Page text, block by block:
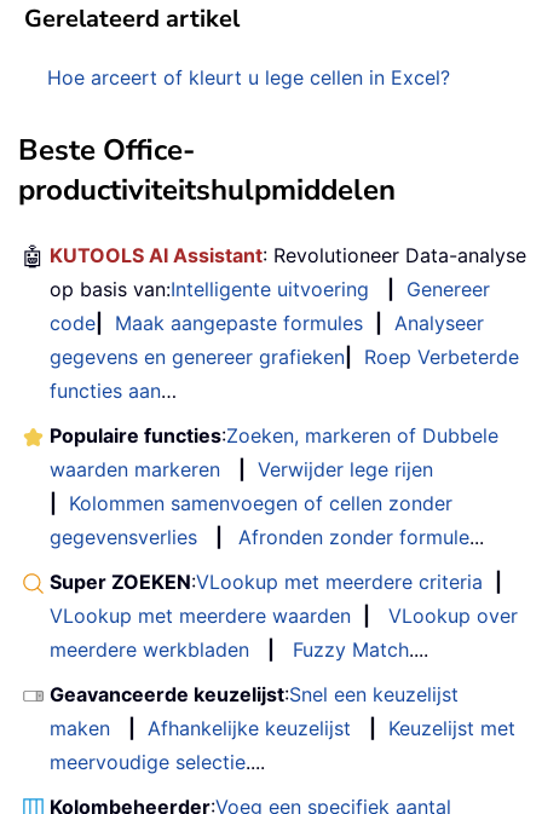
Gerelateerd artikel
Hoe arceert of kleurt u lege cellen in Excel?
Beste Office-
productiviteitshulpmiddelen
🤖 KUTOOLS AI Assistant: Revolutioneer Data-analyse
op basis van:Intelligente uitvoering
Genereer
code
Maak aangepaste formules
Analyseer
gegevens en genereer grafieken
Roep Verbeterde
functies aan…
Populaire functies:Zoeken, markeren of Dubbele
waarden markeren
Verwijder lege rijen
Kolommen samenvoegen of cellen zonder
gegevensverlies
Afronden zonder formule...
Super ZOEKEN:VLookup met meerdere criteria
VLookup met meerdere waarden
VLookup over
meerdere werkbladen
Fuzzy Match....
Geavanceerde keuzelijst:Snel een keuzelijst
maken
Afhankelijke keuzelijst
Keuzelijst met
meervoudige selectie....
Kolombeheerder:Voeg een specifiek aantal